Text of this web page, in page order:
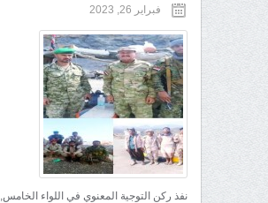
فبراير 26, 2023
نفذ ركن التوجية المعنوي في اللواء الخامس,